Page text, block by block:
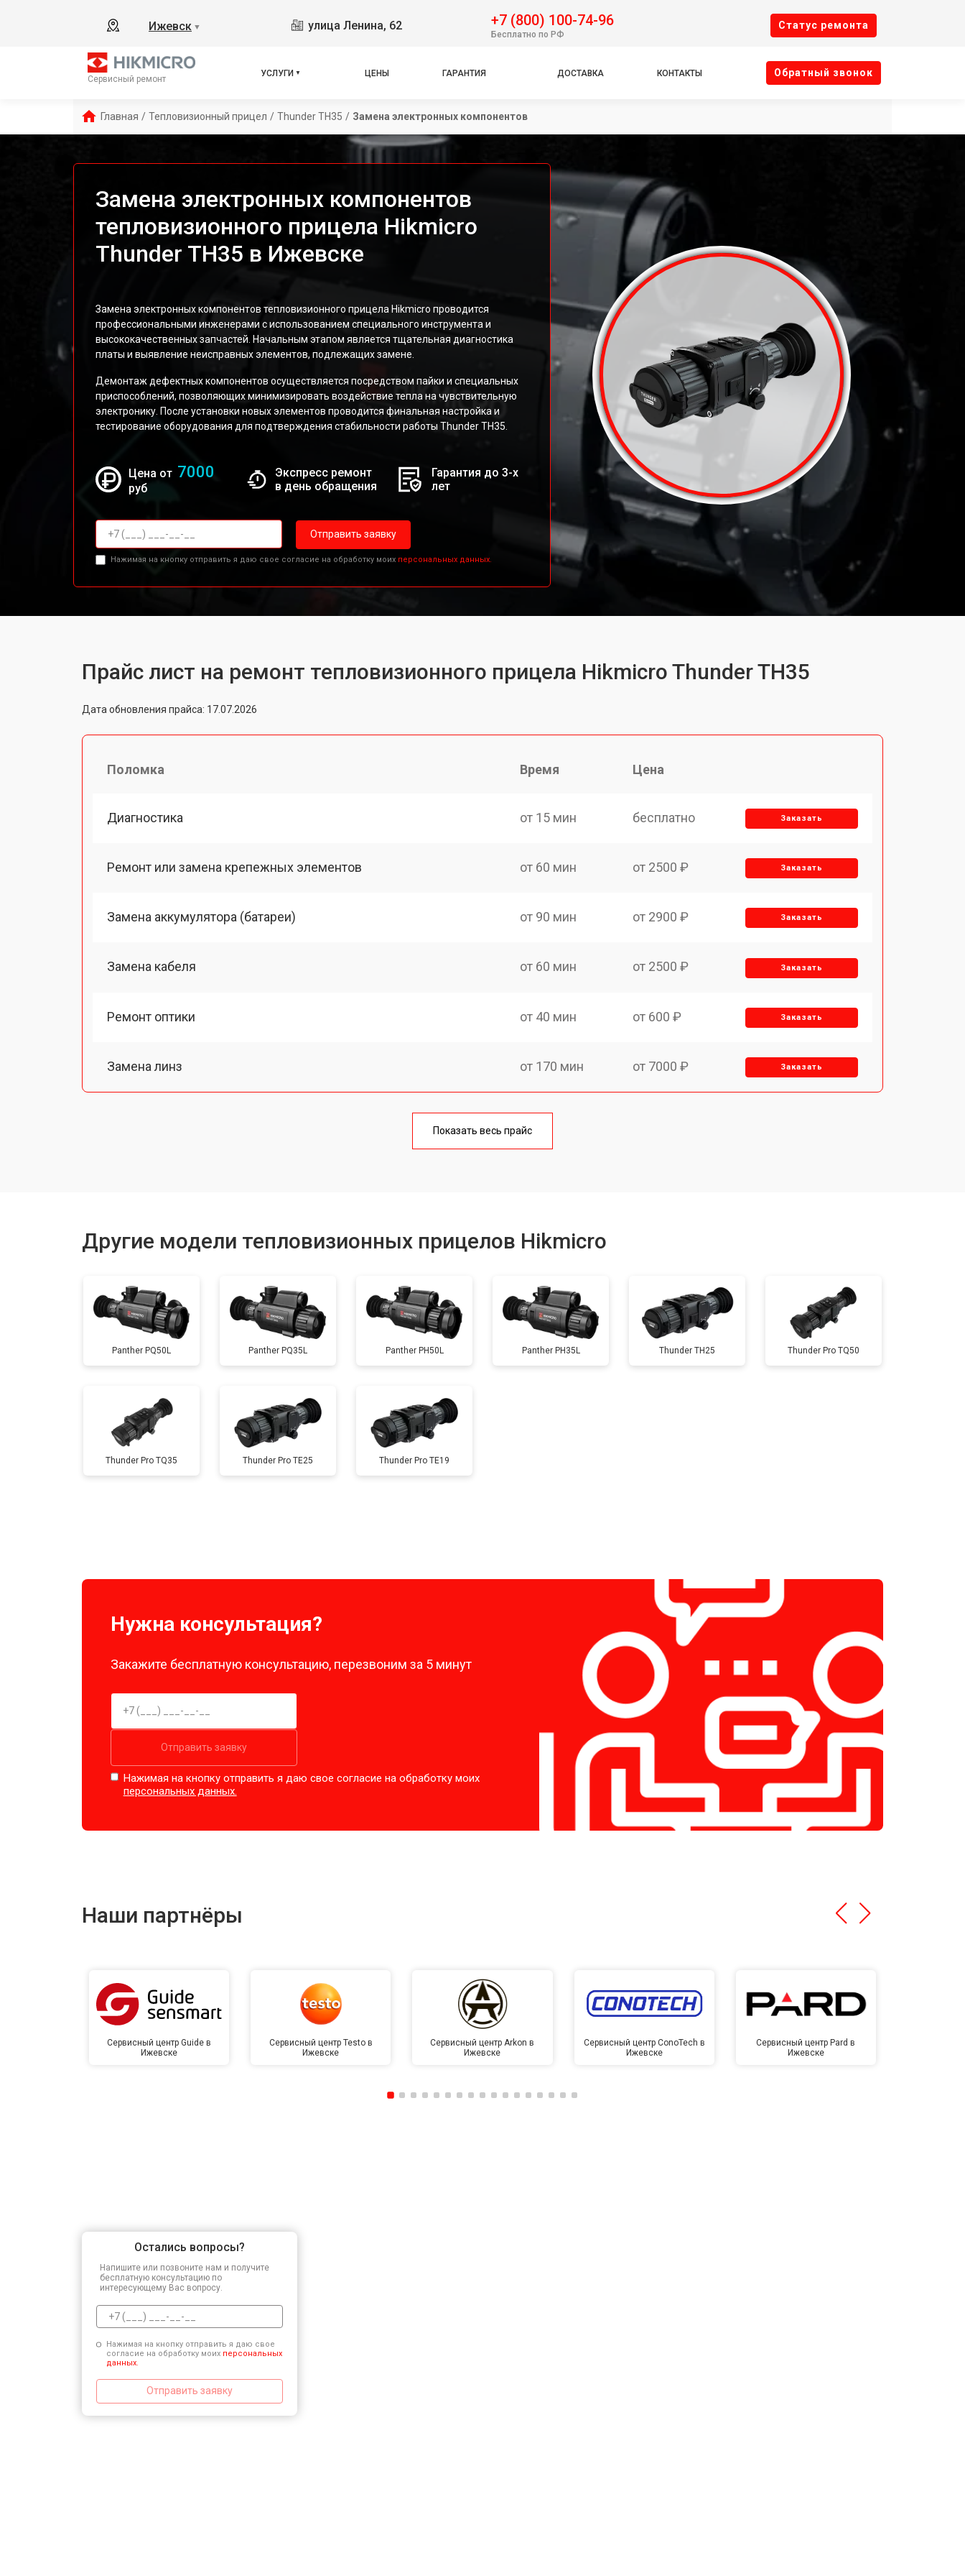
Ижевск ▼ улица Ленина, 62 +7 (800) 100-74-96
Бесплатно по РФ
Cтатус ремонта
Сервисный ремонт
УСЛУГИ ЦЕНЫ ГАРАНТИЯ ДОСТАВКА КОНТАКТЫ Oбратный звонок
Главная / Тепловизионный прицел / Thunder TH35 / Замена электронных компонентов
Замена электронных компонентов
тепловизионного прицела Hikmicro
Thunder TH35 в Ижевске
Замена электронных компонентов тепловизионного прицела Hikmicro проводится
профессиональными инженерами с использованием специального инструмента и
высококачественных запчастей. Начальным этапом является тщательная диагностика
платы и выявление неисправных элементов, подлежащих замене.
Демонтаж дефектных компонентов осуществляется посредством пайки и специальных
приспособлений, позволяющих минимизировать воздействие тепла на чувствительную
электронику. После установки новых элементов проводится финальная настройка и
тестирование оборудования для подтверждения стабильности работы Thunder TH35.
Цена от 7000
руб
Экспресс ремонт
в день обращения
Гарантия до 3-х
лет
Отправить заявку
Нажимая на кнопку отправить я даю свое согласие на обработку моих персональных данных.
Прайс лист на ремонт тепловизионного прицела Hikmicro Thunder TH35
Дата обновления прайса: 17.07.2026
Поломка Время Цена
Диагностика от 15 мин бесплатно Заказать
Ремонт или замена крепежных элементов от 60 мин от 2500 ₽ Заказать
Замена аккумулятора (батареи) от 90 мин от 2900 ₽ Заказать
Замена кабеля от 60 мин от 2500 ₽ Заказать
Ремонт оптики от 40 мин от 600 ₽ Заказать
Замена линз от 170 мин от 7000 ₽ Заказать
от 70 мин
Показать весь прайс
Другие модели тепловизионных прицелов Hikmicro
Panther PQ50L Panther PQ35L Panther PH50L Panther PH35L Thunder TH25 Thunder Pro TQ50
Thunder Pro TQ35 Thunder Pro TE25 Thunder Pro TE19
Нужна консультация?
Закажите бесплатную консультацию, перезвоним за 5 минут
Отправить заявку
Нажимая на кнопку отправить я даю свое согласие на обработку моих
персональных данных.
Наши партнёры
Сервисный центр Guide в
Ижевске
Сервисный центр Testo в
Ижевске
Сервисный центр Arkon в
Ижевске
Сервисный центр ConoTech в
Ижевске
Сервисный центр Pard в
Ижевске
Остались вопросы?
Напишите или позвоните нам и получите
бесплатную консультацию по
интересующему Вас вопросу.
Нажимая на кнопку отправить я даю свое
согласие на обработку моих персональных
данных.
Отправить заявку